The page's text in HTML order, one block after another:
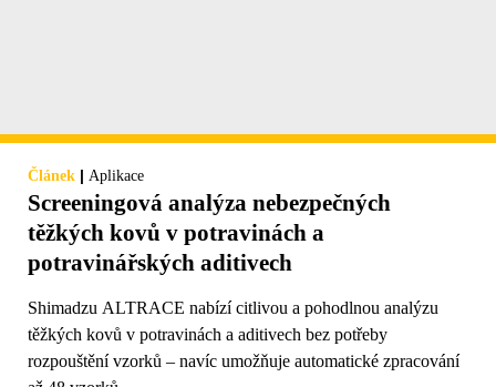
Článek | Aplikace
Screeningová analýza nebezpečných
těžkých kovů v potravinách a
potravinářských aditivech
Shimadzu ALTRACE nabízí citlivou a pohodlnou analýzu
těžkých kovů v potravinách a aditivech bez potřeby
rozpouštění vzorků – navíc umožňuje automatické zpracování